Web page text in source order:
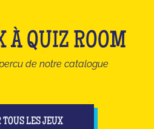
À QUIZ ROOM
de notre catalogue
TOUS LES JEUX